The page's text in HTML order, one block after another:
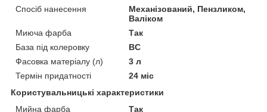
Спосіб нанесення
Механізований, Пензликом,
Валіком
Миюча фарба
Так
База під колеровку
BC
Фасовка матеріалу (л)
3 л
Термін придатності
24 міс
Користувальницькі характеристики
Мийна фарба
Так